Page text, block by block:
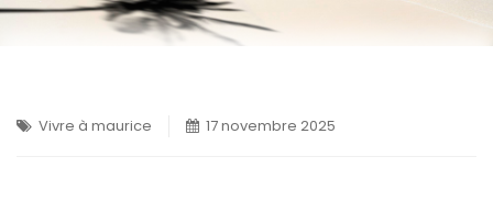
Vivre à maurice 17 novembre 2025